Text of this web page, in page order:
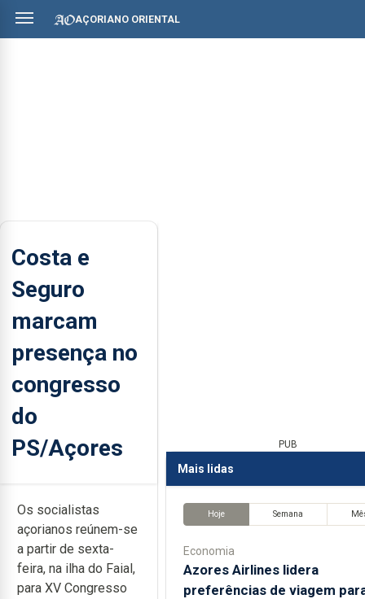
AÇORIANO ORIENTAL
Costa e
Seguro
marcam
presença no
congresso
do
PS/Açores
Os socialistas
açorianos reúnem-se
a partir de sexta-
feira, na ilha do Faial,
para XV Congresso
PUB
Mais lidas
Hoje Semana
Economia
Azores Airlines lidera
preferências de viagem